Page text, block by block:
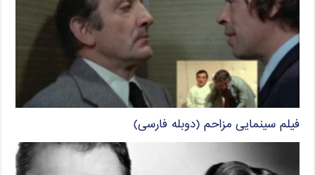
فیلم سینمایی مزاحم (دوبله فارسی)